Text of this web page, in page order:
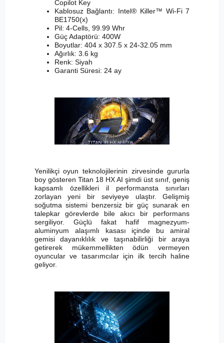
Copilot Key
Kablosuz Bağlantı: Intel® Killer™ Wi-Fi 7
BE1750(x)
Pil: 4-Cells, 99.99 Whr
Güç Adaptörü: 400W
Boyutlar: 404 x 307.5 x 24-32.05 mm
Ağırlık: 3.6 kg
Renk: Siyah
Garanti Süresi: 24 ay
Yenilikçi oyun teknolojilerinin zirvesinde gururla
boy gösteren Titan 18 HX AI şimdi üst sınıf, geniş
kapsamlı özellikleri il performansta sınırları
zorlayan yeni bir seviyeye ulaştır. Gelişmiş
soğutma sistemi benzersiz bir güç sunarak en
talepkar görevlerde bile akıcı bir performans
sergiliyor. Güçlü fakat hafif magnezyum-
aluminyum alaşımlı kasası içinde bu amiral
gemisi dayanıklılık ve taşınabilirliği bir araya
getirerek mükemmellikten ödün vermeyen
oyuncular ve tasarımcılar için ilk tercih haline
geliyor.